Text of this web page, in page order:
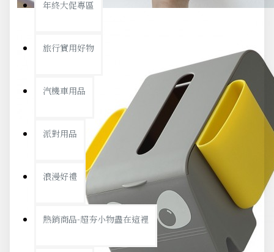
年終大促專區
旅行實用好物
汽機車用品
派對用品
浪漫好禮
熱銷商品-超夯小物盡在這裡